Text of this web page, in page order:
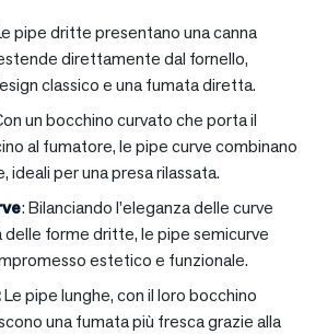
pipe dritte presentano una canna
direttamente dal fornello,
classico e una fumata diretta.
un bocchino curvato che porta il
al fumatore, le pipe curve combinano
ideali per una presa rilassata.
: Bilanciando l’eleganza delle curve
delle forme dritte, le pipe semicurve
estetico e funzionale.
Le pipe lunghe, con il loro bocchino
una fumata più fresca grazie alla